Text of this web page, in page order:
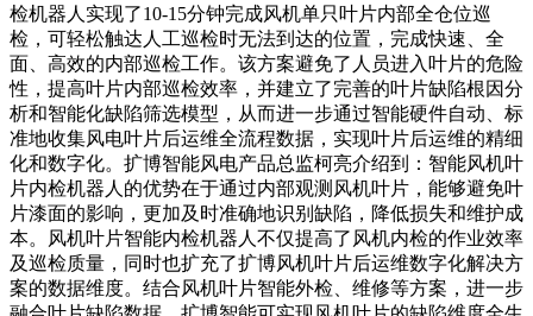
检机器人实现了10-15分钟完成风机单只叶片内部全仓位巡
检，可轻松触达人工巡检时无法到达的位置，完成快速、全
面、高效的内部巡检工作。该方案避免了人员进入叶片的危险
性，提高叶片内部巡检效率，并建立了完善的叶片缺陷根因分
析和智能化缺陷筛选模型，从而进一步通过智能硬件自动、标
准地收集风电叶片后运维全流程数据，实现叶片后运维的精细
化和数字化。扩博智能风电产品总监柯亮介绍到：智能风机叶
片内检机器人的优势在于通过内部观测风机叶片，能够避免叶
片漆面的影响，更加及时准确地识别缺陷，降低损失和维护成
本。风机叶片智能内检机器人不仅提高了风机内检的作业效率
及巡检质量，同时也扩充了扩博风机叶片后运维数字化解决方
案的数据维度。结合风机叶片智能外检、维修等方案，进一步